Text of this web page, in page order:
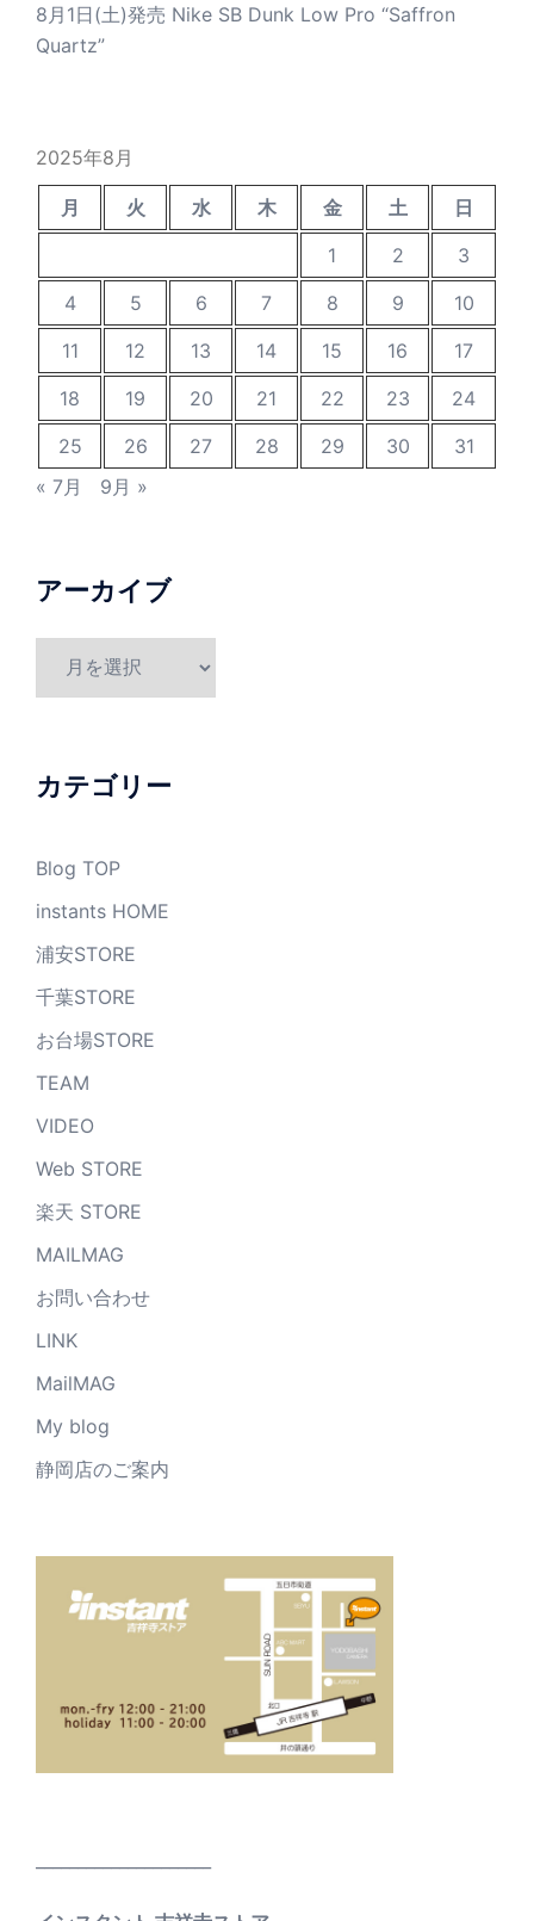
8月1日(土)発売 Nike SB Dunk Low Pro “Saffron
Quartz”
2025年8月
月 火 水 木 金 土
日
1
2
3
4
5 6 7 8 9
10
11
12 13 14 15 16
17
18
19 20 21 22 23
24
25
26 27 28 29 30
31
« 7月
9月 »
アーカイブ
ブ
カテゴリー
Blog TOP
instants HOME
浦安STORE
千葉STORE
お台場STORE
TEAM
VIDEO
Web STORE
楽天 STORE
MAILMAG
お問い合わせ
LINK
MailMAG
My blog
静岡店のご案内